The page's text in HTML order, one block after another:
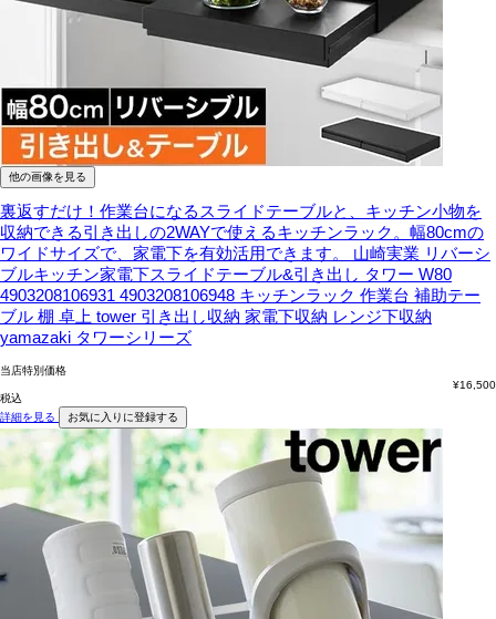
他の画像を見る
裏返すだけ！作業台になるスライドテーブルと、キッチン小物を
収納できる引き出しの2WAYで使えるキッチンラック。幅80cmの
ワイドサイズで、家電下を有効活用できます。
山崎実業 リバーシ
ブルキッチン家電下スライドテーブル&引き出し タワー W80
4903208106931 4903208106948 キッチンラック 作業台 補助テー
ブル 棚 卓上 tower 引き出し収納 家電下収納 レンジ下収納
yamazaki タワーシリーズ
当店特別価格
¥16,500
税込
詳細を見る
お気に入りに登録する